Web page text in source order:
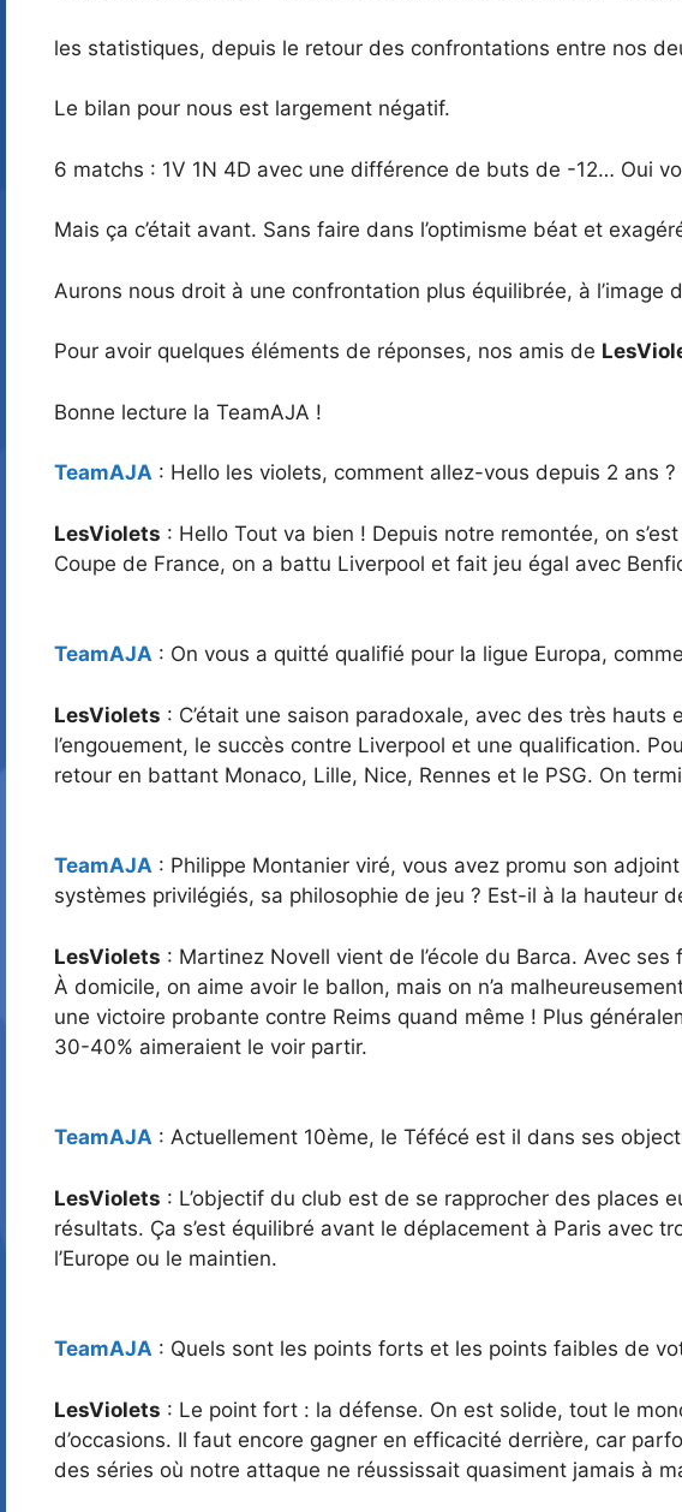
les statistiques, depuis le retour des confrontations entre nos
Le bilan pour nous est largement négatif.
6 matchs : 1V 1N 4D avec une différence de buts de -12… Oui
Mais ça c’était avant. Sans faire dans l’optimisme béat et
Aurons nous droit à une confrontation plus équilibrée, à l’image
Pour avoir quelques éléments de réponses, nos amis de
Bonne lecture la TeamAJA !
TeamAJA : Hello les violets, comment allez-vous depuis 2 ans ?
LesViolets : Hello Tout va bien ! Depuis notre remontée, on
Coupe de France, on a battu Liverpool et fait jeu égal avec
TeamAJA : On vous a quitté qualifié pour la ligue Europa,
LesViolets : C’était une saison paradoxale, avec des très
l’engouement, le succès contre Liverpool et une qualification.
retour en battant Monaco, Lille, Nice, Rennes et le PSG. On
TeamAJA : Philippe Montanier viré, vous avez promu son
systèmes privilégiés, sa philosophie de jeu ? Est-il à la hauteur
LesViolets : Martinez Novell vient de l’école du Barca. Avec
À domicile, on aime avoir le ballon, mais on n’a
une victoire probante contre Reims quand même ! Plus
30-40% aimeraient le voir partir.
TeamAJA : Actuellement 10ème, le Téfécé est il dans ses
LesViolets : L’objectif du club est de se rapprocher des places
résultats. Ça s’est équilibré avant le déplacement à Paris avec
l’Europe ou le maintien.
TeamAJA : Quels sont les points forts et les points faibles de
LesViolets : Le point fort : la défense. On est solide, tout le
d’occasions. Il faut encore gagner en efficacité derrière, car
des séries où notre attaque ne réussissait quasiment jamais à